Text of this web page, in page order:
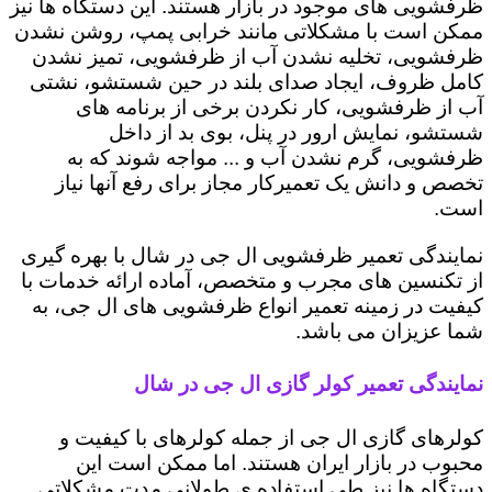
ظرفشویی های موجود در بازار هستند. این دستگاه ها نیز
ممکن است با مشکلاتی مانند خرابی پمپ، روشن نشدن
ظرفشویی، تخلیه نشدن آب از ظرفشویی، تمیز نشدن
کامل ظروف، ایجاد صدای بلند در حین شستشو، نشتی
آب از ظرفشویی، کار نکردن برخی از برنامه های
شستشو، نمایش ارور در پنل، بوی بد از داخل
ظرفشویی، گرم نشدن آب و ... مواجه شوند که به
تخصص و دانش یک تعمیرکار مجاز برای رفع آنها نیاز
است.
نمایندگی تعمیر ظرفشویی ال جی در شال با بهره گیری
از تکنسین های مجرب و متخصص، آماده ارائه خدمات با
کیفیت در زمینه تعمیر انواع ظرفشویی های ال جی، به
شما عزیزان می باشد.
نمایندگی تعمیر کولر گازی ال جی در شال
کولرهای گازی ال جی از جمله کولرهای با کیفیت و
محبوب در بازار ایران هستند. اما ممکن است این